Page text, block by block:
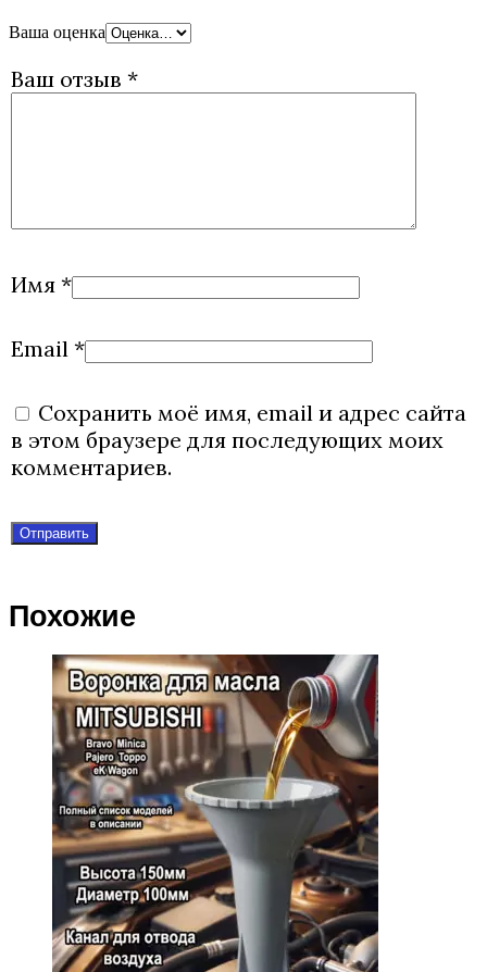
Ваша оценка
Ваш отзыв *
Имя *
Email *
Сохранить моё имя, email и адрес сайта
в этом браузере для последующих моих
комментариев.
Похожие